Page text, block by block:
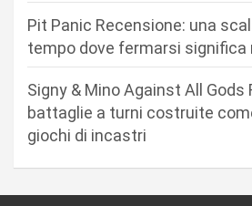
i
Pit Panic Recensione: una
tempo dove fermarsi significa
Signy & Mino Against All Gods
battaglie a turni costruite
giochi di incastri